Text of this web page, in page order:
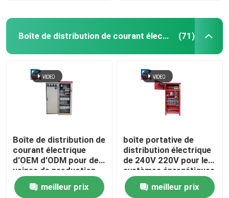
Boîte de distribution de courant électrique (71)
Boîte de distribution de
courant électrique
d'OEM d'ODM pour des
usines de production
d'électricité
meilleur prix
boîte portative de
distribution électrique
de 240V 220V pour les
systèmes énergétiques
renouvelables
meilleur prix